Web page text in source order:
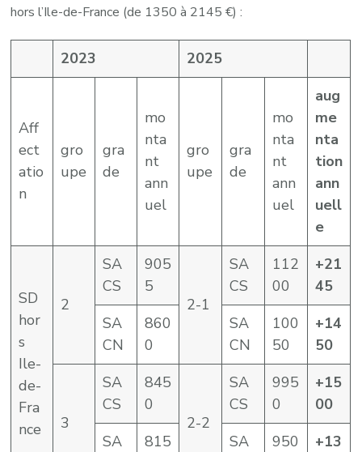
hors l’Ile-de-France (de 1350 à 2145 €) :
2023 2025
Aff
ect
atio
n
gro
upe
gra
de
mo
nta
nt
ann
uel
gro
upe
gra
de
mo
nta
nt
ann
uel
aug
me
nta
tion
ann
uell
e
SD
hor
s
Ile-
de-
Fra
nce
2
SA
CS
905
5
2-1
SA
CS
112
00
+21
45
SA
CN
860
0
SA
CN
100
50
+14
50
3
SA
CS
845
0
2-2
SA
CS
995
0
+15
00
SA
815
SA
950
+13